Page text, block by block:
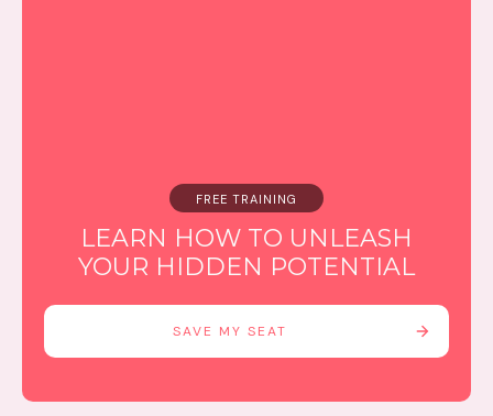
FREE TRAINING
LEARN HOW TO UNLEASH
YOUR HIDDEN POTENTIAL
SAVE MY SEAT